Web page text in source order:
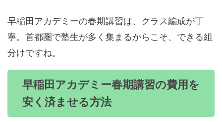
早稲田アカデミーの春期講習は、クラス編成が丁
寧。首都圏で塾生が多く集まるからこそ、できる組
分けですね。
早稲田アカデミー春期講習の費用を
安く済ませる方法